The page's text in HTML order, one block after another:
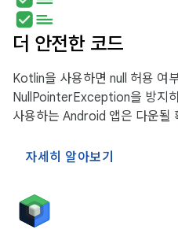
더 안전한 코드
Kotlin을 사용하면 null 허용 여
NullPointerException을 방지
사용하는 Android 앱은 다운될
자세히 알아보기